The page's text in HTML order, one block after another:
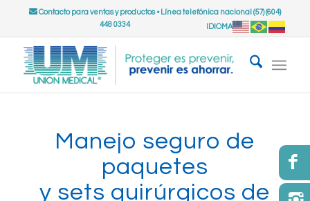
Contacto para ventas y productos• Línea telefónica nacional (57) (604)
448 0334
IDIOMA
Manejo seguro de
paquetes
y sets quirúrgicos de